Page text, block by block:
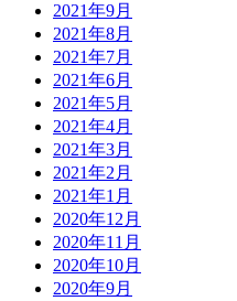
2021年9月
2021年8月
2021年7月
2021年6月
2021年5月
2021年4月
2021年3月
2021年2月
2021年1月
2020年12月
2020年11月
2020年10月
2020年9月